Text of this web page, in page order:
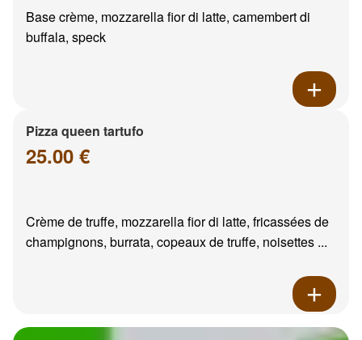
Base crème, mozzarella fior di latte, camembert di
buffala, speck
Pizza queen tartufo
25.00 €
Crème de truffe, mozzarella fior di latte, fricassées de
champignons, burrata, copeaux de truffe, noisettes ...